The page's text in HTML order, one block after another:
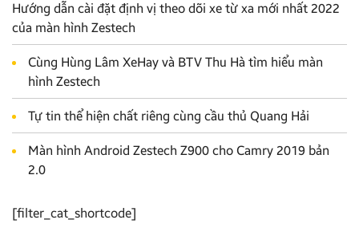
Hướng dẫn cài đặt định vị theo dõi xe từ xa mới nhất 2022
của màn hình Zestech
Cùng Hùng Lâm XeHay và BTV Thu Hà tìm hiểu màn
hình Zestech
Tự tin thể hiện chất riêng cùng cầu thủ Quang Hải
Màn hình Android Zestech Z900 cho Camry 2019 bản
2.0
[filter_cat_shortcode]